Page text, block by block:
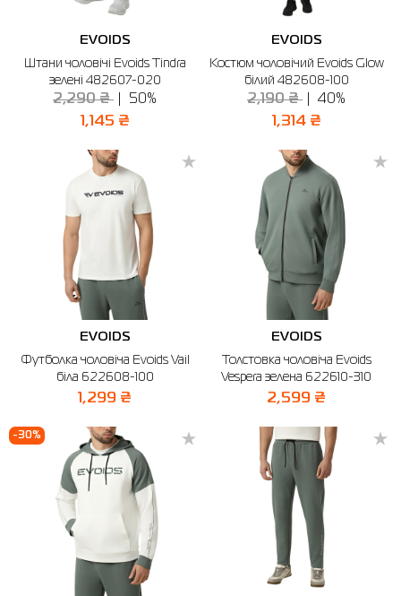
EVOIDS
Штани чоловічі Evoids Tindra
зелені 482607-020
2,290 ₴ 50%
1,145 ₴
EVOIDS
Костюм чоловічий Evoids Glow
білий 482608-100
2,190 ₴ 40%
1,314 ₴
EVOIDS
Футболка чоловіча Evoids Vail
біла 622608-100
1,299 ₴
EVOIDS
Толстовка чоловіча Evoids
Vespera зелена 622610-310
2,599 ₴
-30%